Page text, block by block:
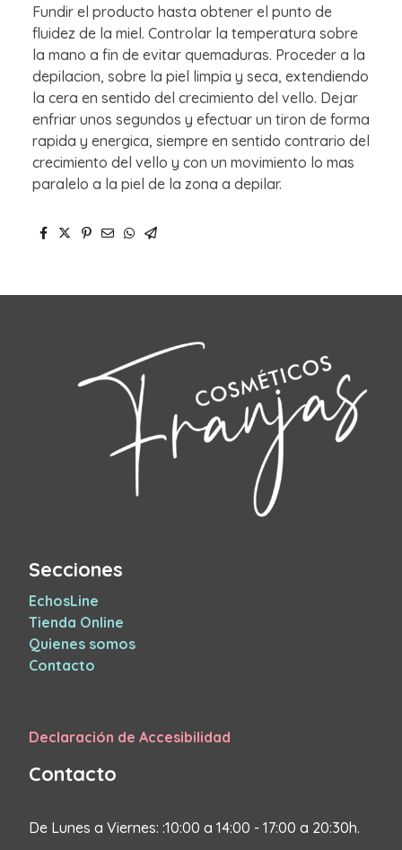
Fundir el producto hasta obtener el punto de
fluidez de la miel. Controlar la temperatura sobre
la mano a fin de evitar quemaduras. Proceder a la
depilacion, sobre la piel limpia y seca, extendiendo
la cera en sentido del crecimiento del vello. Dejar
enfriar unos segundos y efectuar un tiron de forma
rapida y energica, siempre en sentido contrario del
crecimiento del vello y con un movimiento lo mas
paralelo a la piel de la zona a depilar.
Secciones
EchosLine
Tienda Online
Quienes somos
Contacto
Declaración de Accesibilidad
Contacto
De Lunes a Viernes: :10:00 a 14:00 - 17:00 a 20:30h.